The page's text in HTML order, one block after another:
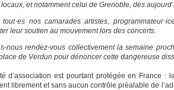
et notamment celui de Grenoble, dès
tout⋅es nos camarades artistes, programmateur⋅
leur soutien au mouvement lors des concerts.
nous rendez-vous collectivement la semaine
de Verdun pour dénoncer cette dangereuse
d’association est pourtant protégée en France :
librement et sans aucun contrôle préalable de